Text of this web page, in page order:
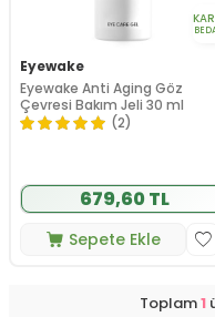
Eyewake
Eyewake Anti Aging Göz
Çevresi Bakım Jeli 30 ml
(2)
679,60 TL
Sepete Ekle
Toplam1